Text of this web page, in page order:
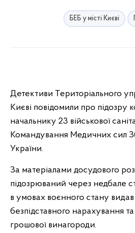
БЕБ у місті Києві
Детективи Територіального
Києві повідомили про підозру
начальнику 23 військової
Командування Медичних сил
України.
За матеріалами досудового
підозрюваний через недбале
в умовах воєнного стану
безпідставного нарахування
грошової винагороди.